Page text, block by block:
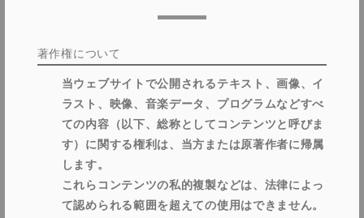
著作権について
当ウェブサイトで公開されるテキスト、画像、イ
ラスト、映像、音楽データ、プログラムなどすべ
ての内容（以下、総称としてコンテンツと呼びま
す）に関する権利は、当方または原著作者に帰属
します。
これらコンテンツの私的複製などは、法律によっ
て認められる範囲を超えての使用はできません。